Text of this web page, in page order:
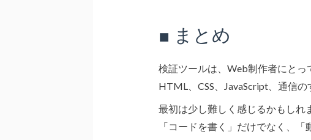
■ まとめ
検証ツールは、Web制作者にとっ
HTML、CSS、JavaScript、通信
最初は少し難しく感じるかもしれ
「コードを書く」だけでなく、